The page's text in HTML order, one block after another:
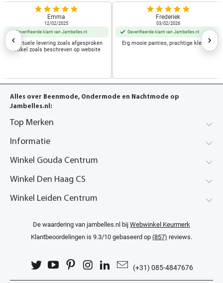
Emma
12/02/2025
Geverifieerde klant van Jambelles.nl
Punctuele levering zoals afgesproken
Artikel zoals beschreven op website
Frederiek
03/02/2026
Geverifieerde klant van Jambelles.nl
Erg mooie panties, prachtige kleuren!
Alles over Beenmode, Ondermode en Nachtmode op
Jambelles.nl:
Top Merken
Informatie
Winkel Gouda Centrum
Winkel Den Haag CS
Winkel Leiden Centrum
De waardering van jambelles.nl bij Webwinkel Keurmerk
Klantbeoordelingen is 9.3/10 gebaseerd op (857) reviews.
(+31) 085-4847676